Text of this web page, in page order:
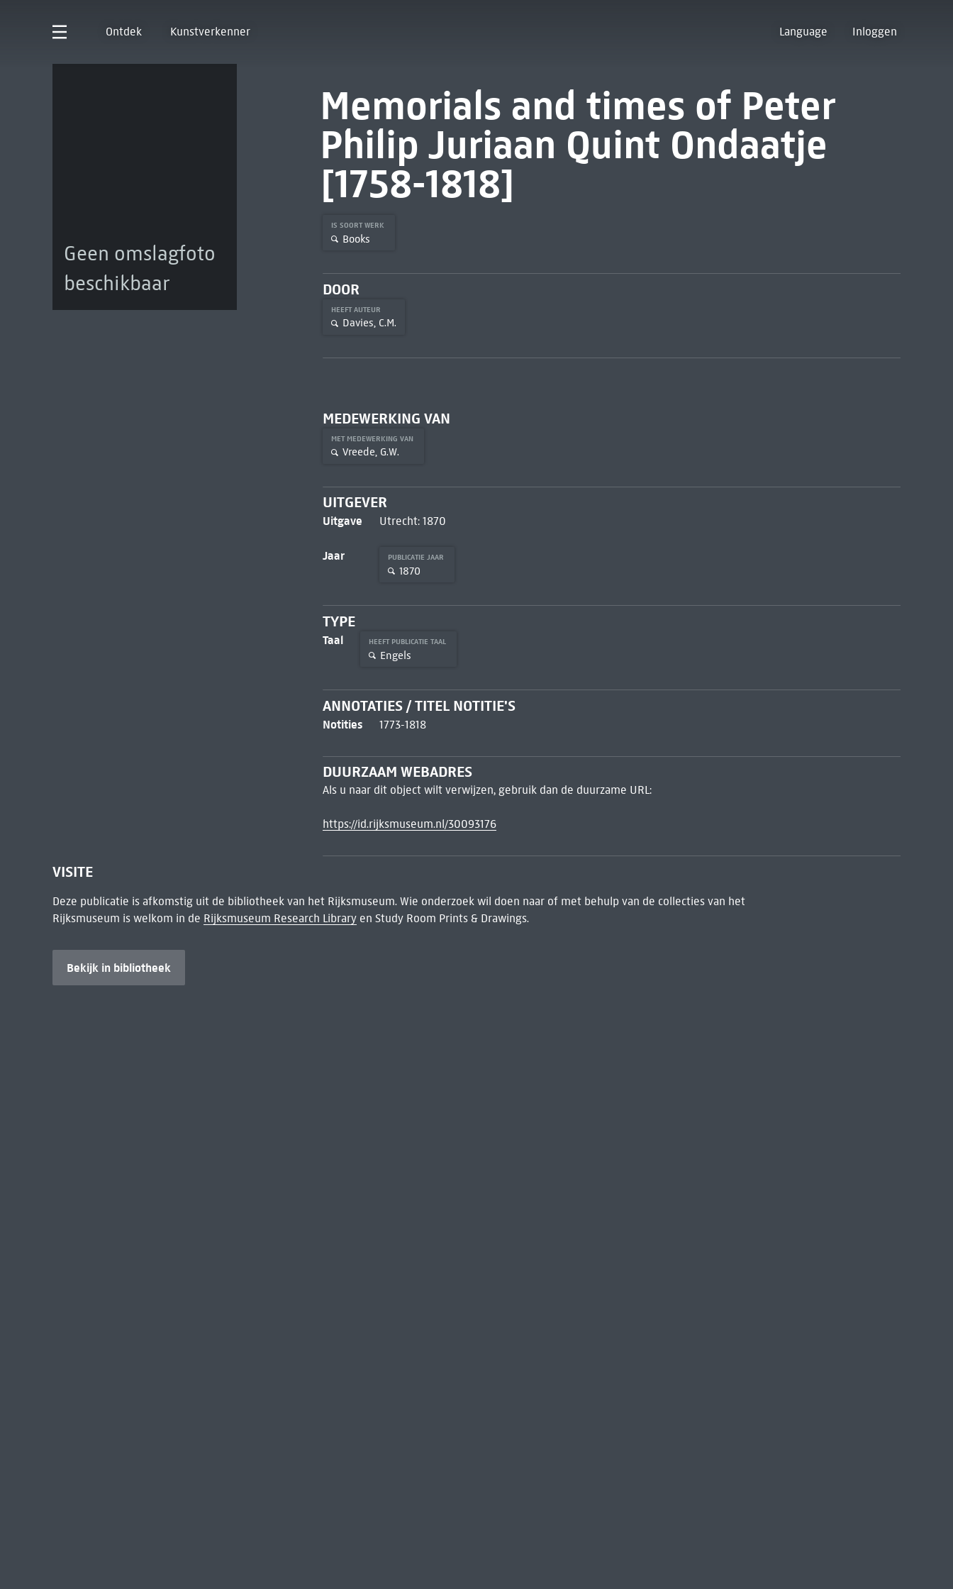
Ontdek Kunstverkenner Language Inloggen
Geen omslagfoto
beschikbaar
Memorials and times of Peter
Philip Juriaan Quint Ondaatje
[1758-1818]
IS SOORT WERK
Books
DOOR
HEEFT AUTEUR
Davies, C.M.
MEDEWERKING VAN
MET MEDEWERKING VAN
Vreede, G.W.
UITGEVER
Uitgave Utrecht: 1870
Jaar PUBLICATIE JAAR
1870
TYPE
Taal HEEFT PUBLICATIE TAAL
Engels
ANNOTATIES / TITEL NOTITIE'S
Notities 1773-1818
DUURZAAM WEBADRES
Als u naar dit object wilt verwijzen, gebruik dan de duurzame URL:
https://id.rijksmuseum.nl/30093176
VISITE
Deze publicatie is afkomstig uit de bibliotheek van het Rijksmuseum. Wie onderzoek wil doen naar of met behulp van de collecties van het
Rijksmuseum is welkom in de Rijksmuseum Research Libraryen Study Room Prints & Drawings.
Bekijk in bibliotheek